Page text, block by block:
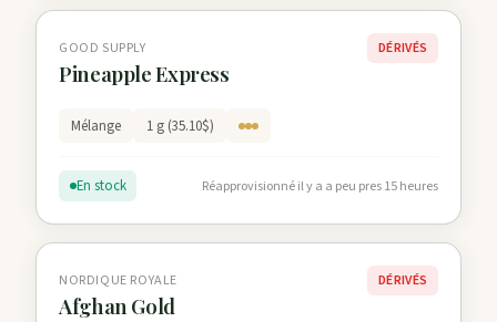
GOOD SUPPLY
Pineapple Express
DÉRIVÉS
Mélange 1 g (35.10$)
En stock Réapprovisionné il y a a peu pres 15 heures
NORDIQUE ROYALE
Afghan Gold
DÉRIVÉS